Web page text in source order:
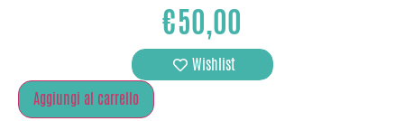
€50,00
Wishlist
Aggiungi al carrello